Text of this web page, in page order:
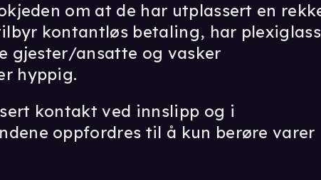
om at de har utplassert en
kontantløs betaling, har plexiglass
gjester/ansatte og vasker
hyppig.
kontakt ved innslipp og i
oppfordres til å kun berøre varer